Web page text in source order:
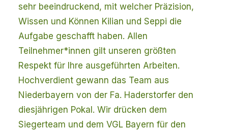
sehr beeindruckend, mit welcher Präzision,
Wissen und Können Kilian und Seppi die
Aufgabe geschafft haben. Allen
Teilnehmer*innen gilt unseren größten
Respekt für Ihre ausgeführten Arbeiten.
Hochverdient gewann das Team aus
Niederbayern von der Fa. Haderstorfer den
diesjährigen Pokal. Wir drücken dem
Siegerteam und dem VGL Bayern für den